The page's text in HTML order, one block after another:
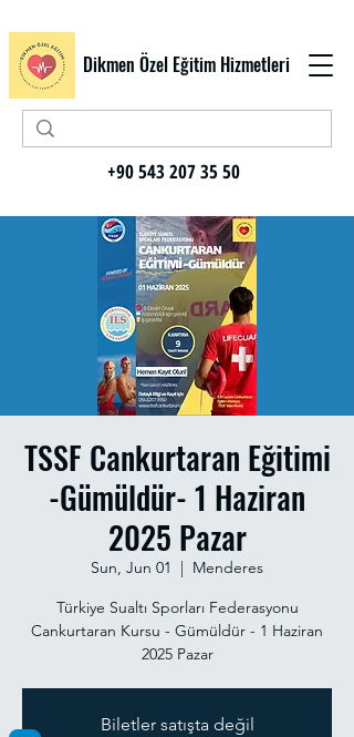
Dikmen Özel Eğitim Hizmetleri
+90 543 207 35 50
TSSF Cankurtaran Eğitimi
-Gümüldür- 1 Haziran
2025 Pazar
Sun, Jun 01
  |
Menderes
Türkiye Sualtı Sporları Federasyonu
Cankurtaran Kursu - Gümüldür - 1 Haziran
2025 Pazar
Biletler satışta değil